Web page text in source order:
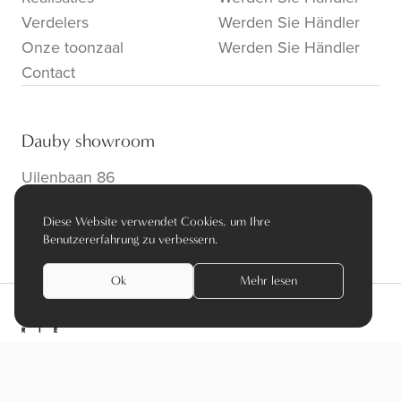
Verdelers
Onze toonzaal
Contact
Werden Sie Händler
Werden Sie Händler
Dauby showroom
Uilenbaan 86
info@dauby.be|+32 3 354 16 86
Diese Website verwendet Cookies, um Ihre
Benutzererfahrung zu verbessern.
Ok Mehr lesen